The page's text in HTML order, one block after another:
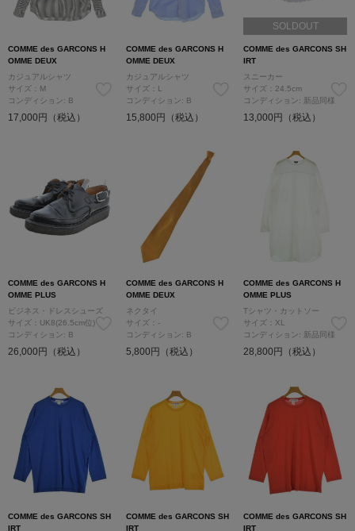
COMME des GARCONS H
OMME DEUX
カジュアルシャツ
サイズ：M
コンディション: B
17,000円（税込）
COMME des GARCONS H
OMME DEUX
カジュアルシャツ
サイズ：L
コンディション: B
15,800円（税込）
SOLDOUT
COMME des GARCONS SH
IRT
スニーカー
サイズ：24.5cm
コンディション: 新品同様
13,000円（税込）
COMME des GARCONS H
OMME PLUS
ビジネス・ドレスシューズ
サイズ：UK8(26.5cm位)
コンディション: B
26,000円（税込）
COMME des GARCONS H
OMME DEUX
ネクタイ
サイズ：-
コンディション: B
5,800円（税込）
COMME des GARCONS H
OMME PLUS
Tシャツ・カットソー
サイズ：XL
コンディション: 新品同様
28,800円（税込）
COMME des GARCONS SH
IRT
COMME des GARCONS SH
IRT
COMME des GARCONS SH
IRT